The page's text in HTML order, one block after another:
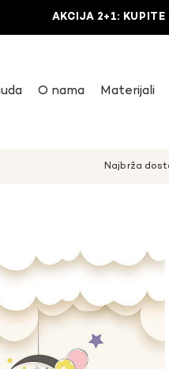
AKCIJA 2+1:
O nama Materijali
Najbrža